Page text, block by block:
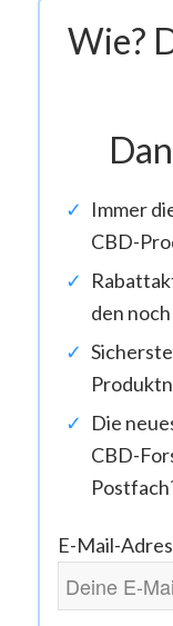
Wie?
Immer
CBD-
den
Die
CBD-
E-Mail-